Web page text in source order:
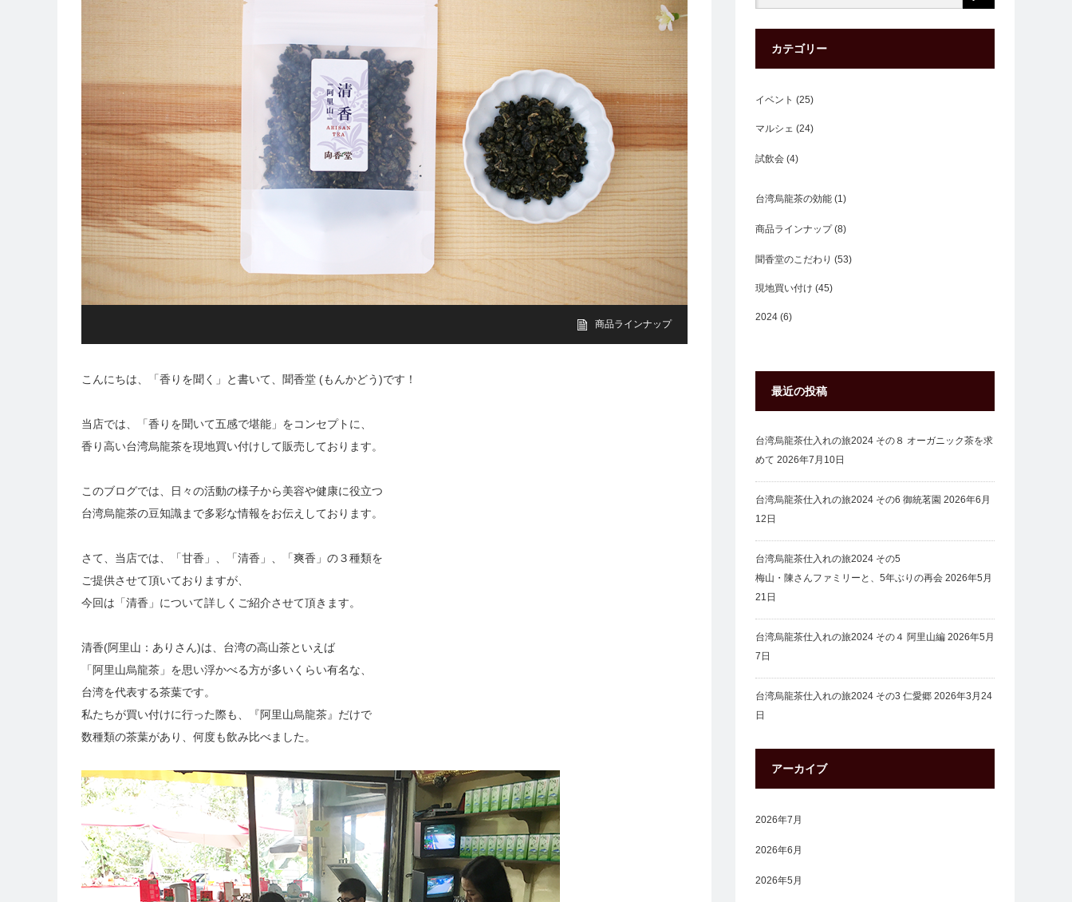
商品ラインナップ
こんにちは、「香りを聞く」と書いて、聞香堂 (もんかどう)です！
当店では、「香りを聞いて五感で堪能」をコンセプトに、
香り高い台湾烏龍茶を現地買い付けして販売しております。
このブログでは、日々の活動の様子から美容や健康に役立つ
台湾烏龍茶の豆知識まで多彩な情報をお伝えしております。
さて、当店では、「甘香」、「清香」、「爽香」の３種類を
ご提供させて頂いておりますが、
今回は「清香」について詳しくご紹介させて頂きます。
清香(阿里山：ありさん)は、台湾の高山茶といえば
「阿里山烏龍茶」を思い浮かべる方が多いくらい有名な、
台湾を代表する茶葉です。
私たちが買い付けに行った際も、『阿里山烏龍茶』だけで
数種類の茶葉があり、何度も飲み比べました。
カテゴリー
イベント (25)
マルシェ (24)
試飲会 (4)
台湾烏龍茶の効能 (1)
商品ラインナップ(8)
聞香堂のこだわり (53)
現地買い付け (45)
2024 (6)
最近の投稿
台湾烏龍茶仕入れの旅2024 その８ オーガニック茶を求
めて 2026年7月10日
台湾烏龍茶仕入れの旅2024 その6 御統茗園 2026年6月
12日
台湾烏龍茶仕入れの旅2024 その5
梅山・陳さんファミリーと、5年ぶりの再会 2026年5月
21日
台湾烏龍茶仕入れの旅2024 その４ 阿里山編 2026年5月
7日
台湾烏龍茶仕入れの旅2024 その3 仁愛郷 2026年3月24
日
アーカイブ
2026年7月
2026年6月
2026年5月